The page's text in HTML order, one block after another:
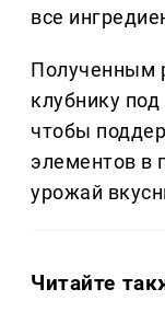
все
Полученным
клубнику
чтобы
элементов в
урожай
Читайте